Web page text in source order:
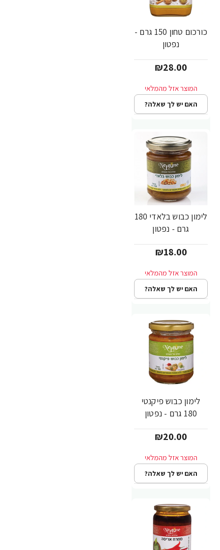
כורכום טחון 150 גרם -
נפטון
₪28.00
האם יש לך שאלה?
לימון כבוש בלאדי 180
גרם - נפטון
₪18.00
האם יש לך שאלה?
לימון כבוש פיקנטי
180 גרם - נפטון
₪20.00
האם יש לך שאלה?